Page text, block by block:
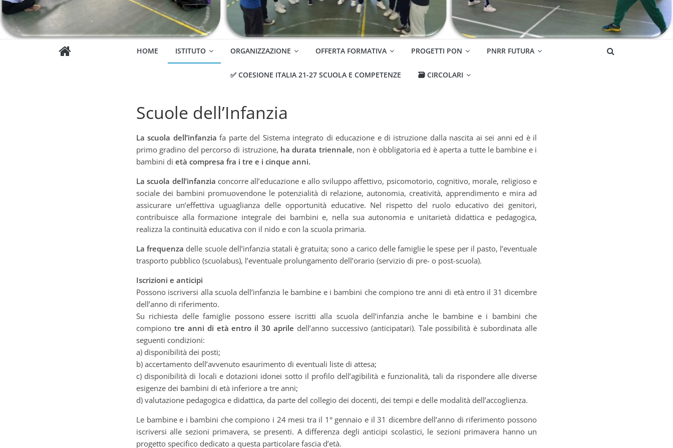
HOME ISTITUTO ORGANIZZAZIONE OFFERTA FORMATIVA PROGETTI PON PNRR FUTURA
✅ COESIONE ITALIA 21-27 SCUOLA E COMPETENZE 🗃️ CIRCOLARI
Scuole dell’Infanzia
La scuola dell’infanzia fa parte del Sistema integrato di educazione e di istruzione dalla nascita ai sei anni ed è il
primo gradino del percorso di istruzione, ha durata triennale, non è obbligatoria ed è aperta a tutte le bambine e i
bambini di età compresa fra i tre e i cinque anni.
La scuola dell’infanzia concorre all’educazione e allo sviluppo affettivo, psicomotorio, cognitivo, morale, religioso e
sociale dei bambini promuovendone le potenzialità di relazione, autonomia, creatività, apprendimento e mira ad
assicurare un’effettiva uguaglianza delle opportunità educative. Nel rispetto del ruolo educativo dei genitori,
contribuisce alla formazione integrale dei bambini e, nella sua autonomia e unitarietà didattica e pedagogica,
realizza la continuità educativa con il nido e con la scuola primaria.
La frequenza delle scuole dell’infanzia statali è gratuita; sono a carico delle famiglie le spese per il pasto, l’eventuale
trasporto pubblico (scuolabus), l’eventuale prolungamento dell’orario (servizio di pre- o post-scuola).
Iscrizioni e anticipi
Possono iscriversi alla scuola dell’infanzia le bambine e i bambini che compiono tre anni di età entro il 31 dicembre
dell’anno di riferimento.
Su richiesta delle famiglie possono essere iscritti alla scuola dell’infanzia anche le bambine e i bambini che
compiono tre anni di età entro il 30 aprile dell’anno successivo (anticipatari). Tale possibilità è subordinata alle
seguenti condizioni:
a) disponibilità dei posti;
b) accertamento dell’avvenuto esaurimento di eventuali liste di attesa;
c) disponibilità di locali e dotazioni idonei sotto il profilo dell’agibilità e funzionalità, tali da rispondere alle diverse
esigenze dei bambini di età inferiore a tre anni;
d) valutazione pedagogica e didattica, da parte del collegio dei docenti, dei tempi e delle modalità dell’accoglienza.
Le bambine e i bambini che compiono i 24 mesi tra il 1° gennaio e il 31 dicembre dell’anno di riferimento possono
iscriversi alle sezioni primavera, se presenti. A differenza degli anticipi scolastici, le sezioni primavera hanno un
progetto specifico dedicato a questa particolare fascia d’età.